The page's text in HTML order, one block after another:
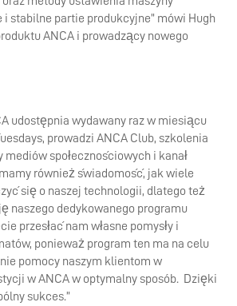
i stabilne partie produkcyjne” mówi Hugh
ANCA i prowadzący nowego
udostępnia wydawany raz w miesiącu
prowadzi ANCA Club, szkolenia
mediów społecznościowych i kanał
również świadomość, jak wiele
się o naszej technologii, dlatego też
naszego dedykowanego programu
przesłać nam własne pomysły i
ponieważ program ten ma na celu
pomocy naszym klientom w
w ANCA w optymalny sposób. Dzięki
sukces.”